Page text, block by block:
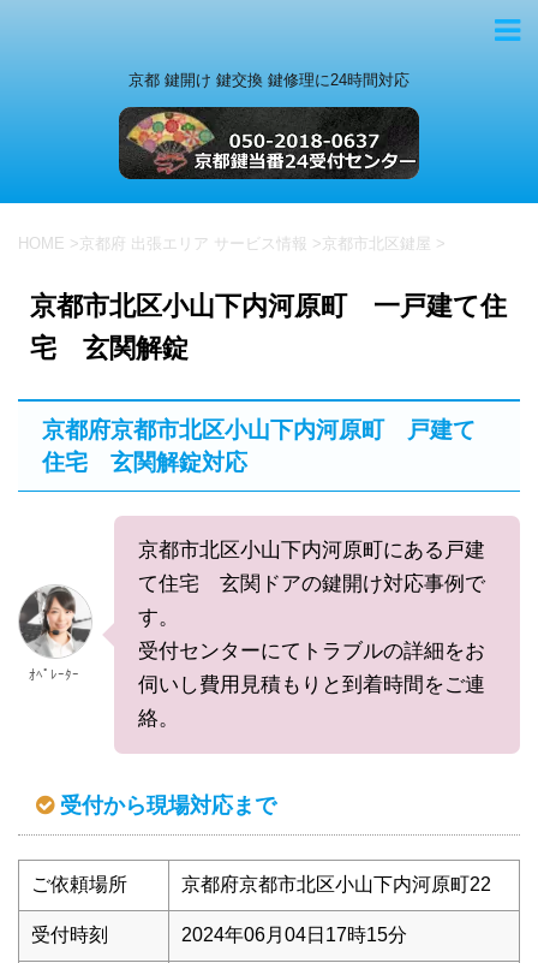
京都 鍵開け 鍵交換 鍵修理に24時間対応
HOME >京都府 出張エリア サービス情報 >京都市北区鍵屋 >
京都市北区小山下内河原町 一戸建て住
宅 玄関解錠
京都府京都市北区小山下内河原町 戸建て
住宅 玄関解錠対応
ｵﾍﾟﾚｰﾀｰ
京都市北区小山下内河原町にある戸建
て住宅 玄関ドアの鍵開け対応事例で
す。
受付センターにてトラブルの詳細をお
伺いし費用見積もりと到着時間をご連
絡。
受付から現場対応まで
ご依頼場所 京都府京都市北区小山下内河原町22
受付時刻 2024年06月04日17時15分